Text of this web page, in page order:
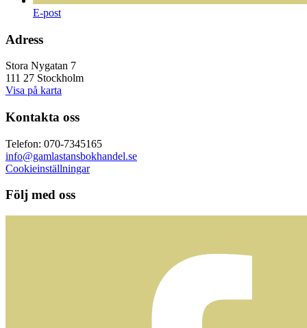
E-post
Adress
Stora Nygatan 7
111 27 Stockholm
Visa på karta
Kontakta oss
Telefon: 070-7345165
info@gamlastansbokhandel.se
Cookieinställningar
Följ med oss